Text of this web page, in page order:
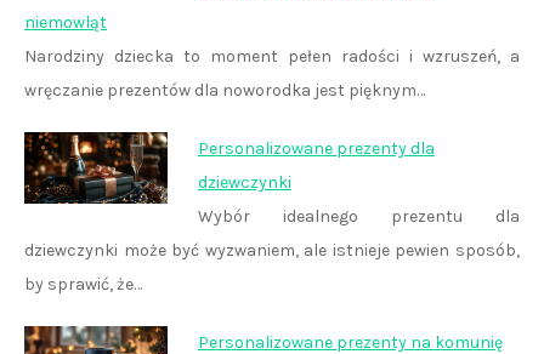
niemowląt
Narodziny dziecka to moment pełen radości i wzruszeń, a
wręczanie prezentów dla noworodka jest pięknym…
Personalizowane prezenty dla
dziewczynki
Wybór idealnego prezentu dla
dziewczynki może być wyzwaniem, ale istnieje pewien sposób,
by sprawić, że…
Personalizowane prezenty na komunię